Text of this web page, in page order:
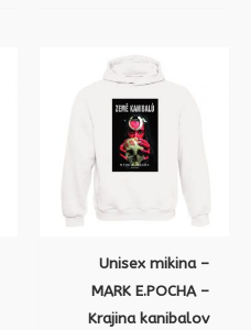
Unisex mikina –
MARK E.POCHA –
Krajina kanibalov